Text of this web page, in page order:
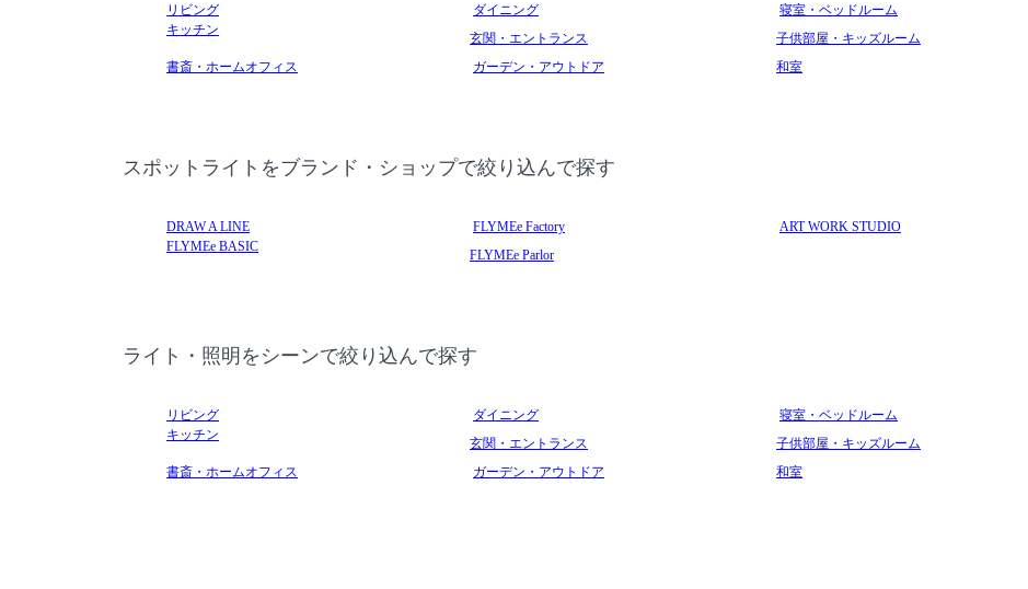
リビング ダイニング
寝室・ベッドルーム
キッチン
玄関・エントランス
子供部屋・キッズルーム
書斎・ホームオフィス
ガーデン・アウトドア 和室
スポットライトをブランド・ショップで絞り込んで探す
DRAW A LINE FLYMEe Factory
ART WORK STUDIO
FLYMEe BASIC
FLYMEe Parlor
ライト・照明をシーンで絞り込んで探す
リビング ダイニング
寝室・ベッドルーム
キッチン
玄関・エントランス
子供部屋・キッズルーム
書斎・ホームオフィス
ガーデン・アウトドア 和室